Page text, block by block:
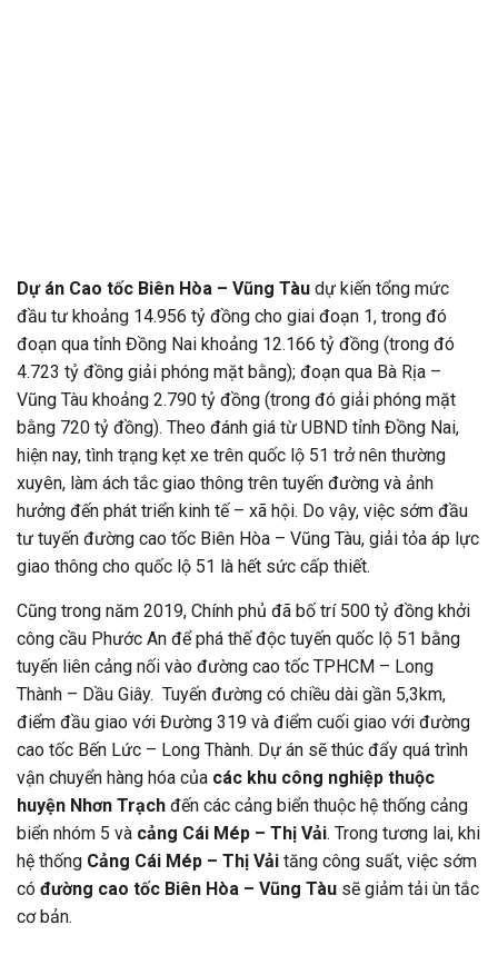
Dự án Cao tốc Biên Hòa – Vũng Tàu dự kiến tổng mức
đầu tư khoảng 14.956 tỷ đồng cho giai đoạn 1, trong đó
đoạn qua tỉnh Đồng Nai khoảng 12.166 tỷ đồng (trong đó
4.723 tỷ đồng giải phóng mặt bằng); đoạn qua Bà Rịa –
Vũng Tàu khoảng 2.790 tỷ đồng (trong đó giải phóng mặt
bằng 720 tỷ đồng). Theo đánh giá từ UBND tỉnh Đồng Nai,
hiện nay, tình trạng kẹt xe trên quốc lộ 51 trở nên thường
xuyên, làm ách tắc giao thông trên tuyến đường và ảnh
hưởng đến phát triển kinh tế – xã hội. Do vậy, việc sớm đầu
tư tuyến đường cao tốc Biên Hòa – Vũng Tàu, giải tỏa áp lực
giao thông cho quốc lộ 51 là hết sức cấp thiết.
Cũng trong năm 2019, Chính phủ đã bố trí 500 tỷ đồng khởi
công cầu Phước An để phá thế độc tuyến quốc lộ 51 bằng
tuyến liên cảng nối vào đường cao tốc TPHCM – Long
Thành – Dầu Giây. Tuyến đường có chiều dài gần 5,3km,
điểm đầu giao với Đường 319 và điểm cuối giao với đường
cao tốc Bến Lức – Long Thành. Dự án sẽ thúc đẩy quá trình
vận chuyển hàng hóa của các khu công nghiệp thuộc
huyện Nhơn Trạch đến các cảng biển thuộc hệ thống cảng
biển nhóm 5 và cảng Cái Mép – Thị Vải. Trong tương lai, khi
hệ thống Cảng Cái Mép – Thị Vải tăng công suất, việc sớm
có đường cao tốc Biên Hòa – Vũng Tàu sẽ giảm tải ùn tắc
cơ bản.